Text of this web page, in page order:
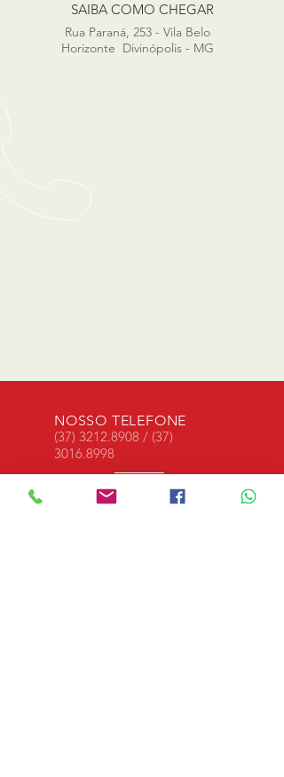
SAIBA COMO CHEGAR
Rua Paraná, 253 - Vila Belo
Horizonte Divinópolis - MG
NOSSO TELEFONE
(37) 3212.8908 / (37)
3016.8998
NOSSO EMAIL
arena273@gmail.com